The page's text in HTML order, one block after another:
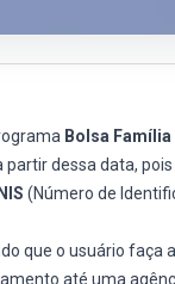
Bolsa Família
dessa data,
NIS (Número de
que o usuário faça
até uma